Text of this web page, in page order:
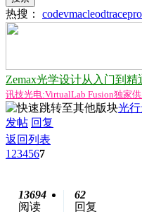
热搜： codevmacleodtracepro
Zemax光学设计从入门到精
讯技光电:VirtualLab Fusion独家
光
发帖 回复
返回列表
1 234567
13694
阅读
62
回复